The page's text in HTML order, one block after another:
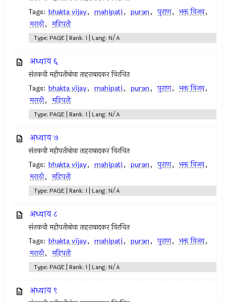
Tags: bhakta vijay, mahipati, puran, पुराण, भक्त विजय,
मराठी, महिपती
Type: PAGE | Rank: 1 | Lang: N/A
अध्याय ६
संतकवी महीपतीबोवा ताहराबादकर विरचित
Tags: bhakta vijay, mahipati, puran, पुराण, भक्त विजय,
मराठी, महिपती
Type: PAGE | Rank: 1 | Lang: N/A
अध्याय ७
संतकवी महीपतीबोवा ताहराबादकर विरचित
Tags: bhakta vijay, mahipati, puran, पुराण, भक्त विजय,
मराठी, महिपती
Type: PAGE | Rank: 1 | Lang: N/A
अध्याय ८
संतकवी महीपतीबोवा ताहराबादकर विरचित
Tags: bhakta vijay, mahipati, puran, पुराण, भक्त विजय,
मराठी, महिपती
Type: PAGE | Rank: 1 | Lang: N/A
अध्याय ९